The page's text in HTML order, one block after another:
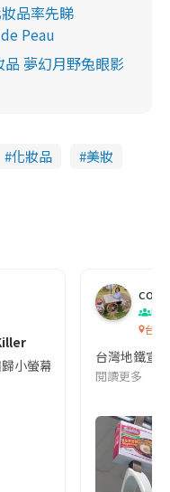
品率先睇
Peau
夢幻月野兔眼影
化妝品
美妝
小螢幕啦!這次的劇本改編
co
吹
台灣
台灣地鐵宣
閱讀更多